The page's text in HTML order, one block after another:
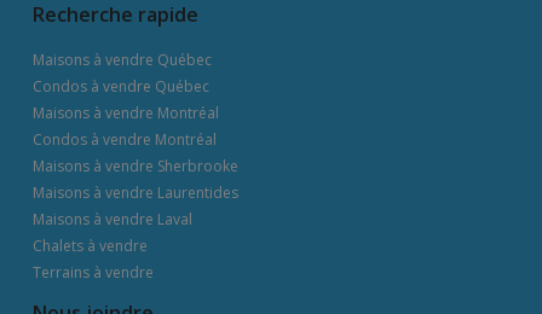
Recherche rapide
Maisons à vendre Québec
Condos à vendre Québec
Maisons à vendre Montréal
Condos à vendre Montréal
Maisons à vendre Sherbrooke
Maisons à vendre Laurentides
Maisons à vendre Laval
Chalets à vendre
Terrains à vendre